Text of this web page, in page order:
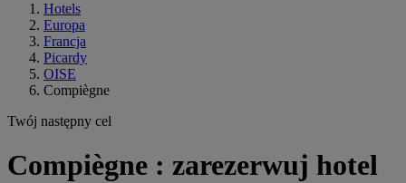
Hotels
Europa
Francja
Picardy
OISE
Compiègne
Twój następny cel
Compiègne : zarezerwuj hotel